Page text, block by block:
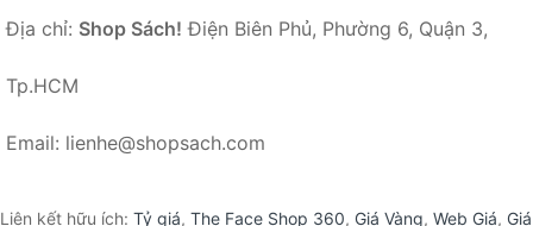
Địa chỉ: Shop Sách! Điện Biên Phủ, Phường 6, Quận 3,
Tp.HCM
Email: lienhe@shopsach.com
Liên kết hữu ích: Tỷ giá, The Face Shop 360, Giá Vàng, Web Giá, Giá